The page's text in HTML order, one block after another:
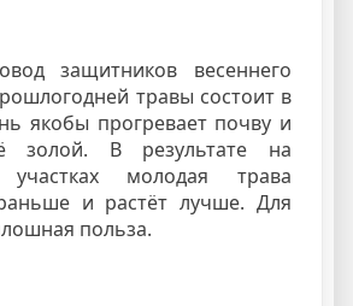
защитников весеннего
травы состоит в
якобы прогревает почву и
золой. В результате на
молодая трава
и растёт лучше. Для
польза.